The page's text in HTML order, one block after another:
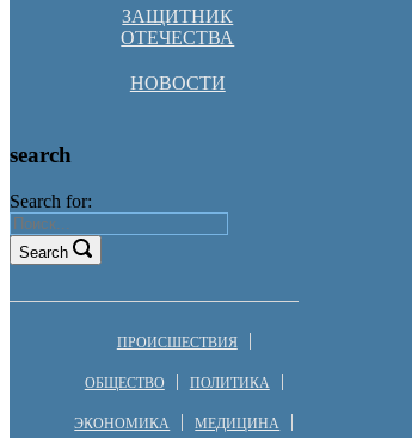
ЗАЩИТНИК
ОТЕЧЕСТВА
НОВОСТИ
search
Search for:
Search
ПРОИСШЕСТВИЯ
ОБЩЕСТВО ПОЛИТИКА
ЭКОНОМИКА МЕДИЦИНА